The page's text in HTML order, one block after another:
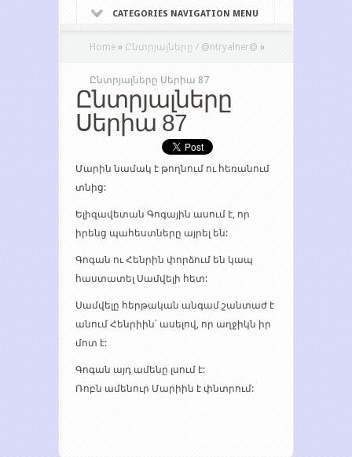
CATEGORIES NAVIGATION MENU
Home » Ընտրյալները / @ntryalner@ »
Ընտրյալները Սերիա 87
Ընտրյալները
Սերիա 87
Մարին նամակ է թողնում ու հեռանում
տնից:
Ելիզավետան Գոգային ասում է, որ
իրենց պահեստները այրել են:
Գոգան ու Հենրին փորձում են կապ
հաստատել Սամվելի հետ:
Սամվելը հերթական անգամ շանտաժ է
անում Հենրիին՝ ասելով, որ աղջիկն իր
մոտ է:
Գոգան այդ ամենը լսում է:
Ռոբն ամենուր Մարիին է փնտրում: